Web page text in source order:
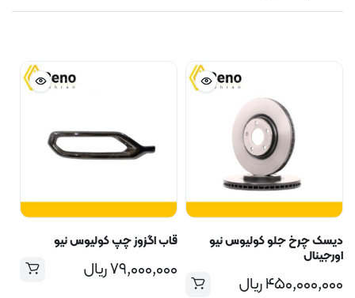
دیسک چرخ جلو کولیوس نیو
اورجینال
۴۵۰,۰۰۰,۰۰۰ریال
قاب اگزوز چپ کولیوس نیو
۷۹,۰۰۰,۰۰۰ریال